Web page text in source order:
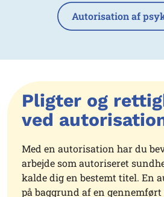
Autorisation af
Pligter og
ved
Med en autorisation har du
arbejde som autoriseret
kalde dig en bestemt titel. En
på baggrund af en